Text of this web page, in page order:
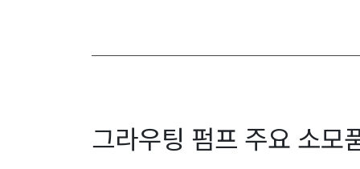
그라우팅 펌프 주요 소모